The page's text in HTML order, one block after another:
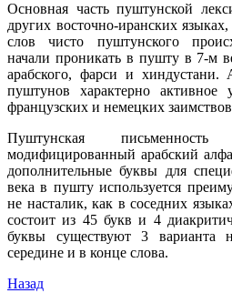
Основная часть пуштунской
других восточно-иранских
слов чисто пуштунского
начали проникать в пушту в 7-м
арабского, фарси и
пуштунов характерно активное
французских и немецких
Пуштунская письменность
модифицированный арабский
дополнительные буквы для
века в пушту используется
не насталик, как в соседних
состоит из 45 букв и 4
буквы существуют 3 варианта
середине и в конце слова.
Назад